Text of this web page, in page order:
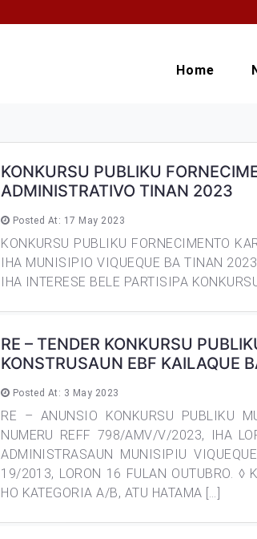
Home
KONKURSU PUBLIKU
ADMINISTRATIVO TINAN 2023
Posted At: 17 May 2023
KONKURSU PUBLIKU FORNECIMENTO
IHA MUNISIPIO VIQUEQUE BA TINAN
IHA INTERESE BELE PARTISIPA
RE – TENDER KONKURSU
KONSTRUSAUN EBF KAILAQUE
Posted At: 3 May 2023
RE – ANUNSIO KONKURSU PUBLIKU
NUMERU REFF 798/AMV/V/2023, IHA
ADMINISTRASAUN MUNISIPIU
19/2013, LORON 16 FULAN OUTUBRO. ◊
HO KATEGORIA A/B, ATU HATAMA […]